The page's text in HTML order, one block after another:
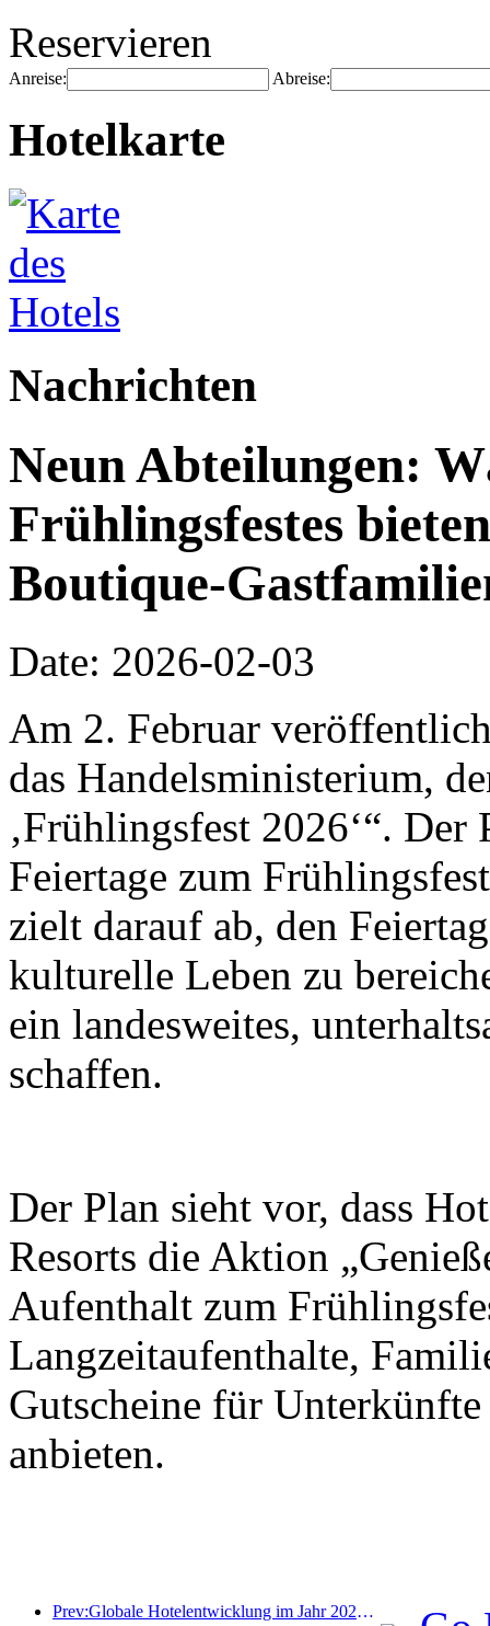
Reservieren
Anreise: Abreise:
Hotelkarte
Nachrichten
Neun Abteilungen:
Frühlingsfestes
Boutique-
Date: 2026-02-03
Am 2. Februar
das Handelsministerium,
‚Frühlingsfest 2026‘“.
Feiertage zum
zielt darauf ab, den
kulturelle Leben zu
ein landesweites,
schaffen.
Der Plan sieht vor, dass
Resorts die Aktion
Aufenthalt zum
Langzeitaufenthalte,
Gutscheine für
anbieten.
Prev:Globale Hotelentwicklung im Jahr 2026: Shanghai belegt Platz eins bei der Anzahl neuer Zimmer